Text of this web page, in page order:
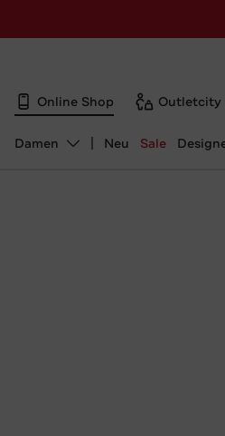
Online Shop Outletcity
Abteilung ändern, ausgewählt:
Damen Neu Sale